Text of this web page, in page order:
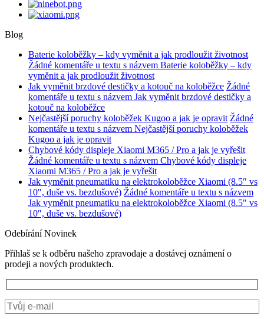
Blog
Baterie koloběžky – kdy vyměnit a jak prodloužit životnost
Žádné komentáře u textu s názvem Baterie koloběžky – kdy
vyměnit a jak prodloužit životnost
Jak vyměnit brzdové destičky a kotouč na koloběžce Žádné
komentáře u textu s názvem Jak vyměnit brzdové destičky a
kotouč na koloběžce
Nejčastější poruchy koloběžek Kugoo a jak je opravit Žádné
komentáře u textu s názvem Nejčastější poruchy koloběžek
Kugoo a jak je opravit
Chybové kódy displeje Xiaomi M365 / Pro a jak je vyřešit
Žádné komentáře u textu s názvem Chybové kódy displeje
Xiaomi M365 / Pro a jak je vyřešit
Jak vyměnit pneumatiku na elektrokoloběžce Xiaomi (8.5″ vs
10″, duše vs. bezdušové) Žádné komentáře u textu s názvem
Jak vyměnit pneumatiku na elektrokoloběžce Xiaomi (8.5″ vs
10″, duše vs. bezdušové)
Odebírání Novinek
Přihlaš se k odběru našeho zpravodaje a dostávej oznámení o
prodeji a nových produktech.